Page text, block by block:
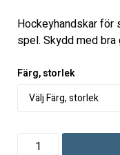
Lägg till i
Hockeyhandskar för
spel. Skydd med
Färg, storlek